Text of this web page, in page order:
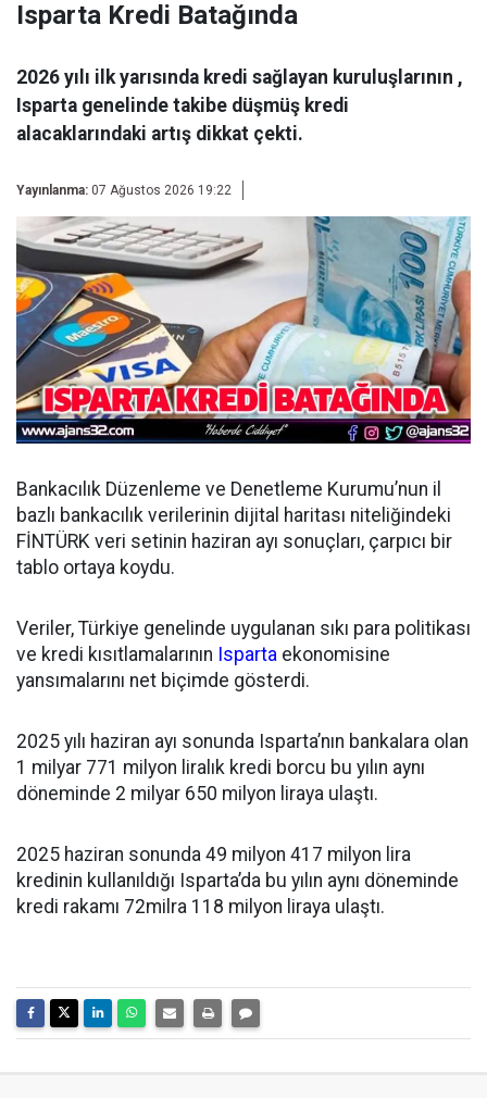
Isparta Kredi Batağında
2026 yılı ilk yarısında kredi sağlayan kuruluşlarının ,
Isparta genelinde takibe düşmüş kredi
alacaklarındaki artış dikkat çekti.
Yayınlanma: 07 Ağustos 2026 19:22
Bankacılık Düzenleme ve Denetleme Kurumu’nun il
bazlı bankacılık verilerinin dijital haritası niteliğindeki
FİNTÜRK veri setinin haziran ayı sonuçları, çarpıcı bir
tablo ortaya koydu.
Veriler, Türkiye genelinde uygulanan sıkı para politikası
ve kredi kısıtlamalarının Isparta ekonomisine
yansımalarını net biçimde gösterdi.
2025 yılı haziran ayı sonunda Isparta’nın bankalara olan
1 milyar 771 milyon liralık kredi borcu bu yılın aynı
döneminde 2 milyar 650 milyon liraya ulaştı.
2025 haziran sonunda 49 milyon 417 milyon lira
kredinin kullanıldığı Isparta’da bu yılın aynı döneminde
kredi rakamı 72milra 118 milyon liraya ulaştı.